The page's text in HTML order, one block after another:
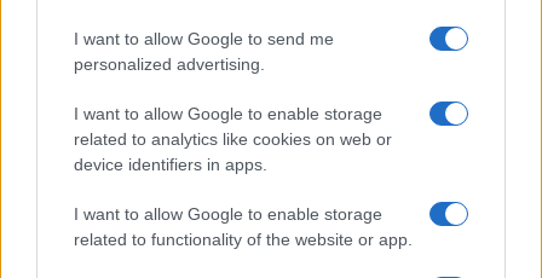
I want to allow Google to send me
personalized advertising.
I want to allow Google to enable storage
related to analytics like cookies on web or
device identifiers in apps.
I want to allow Google to enable storage
related to functionality of the website or app.